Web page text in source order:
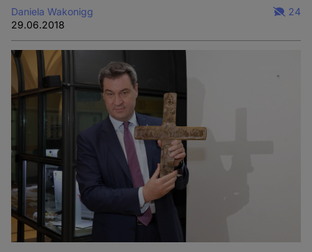
Daniela Wakonigg
29.06.2018
24